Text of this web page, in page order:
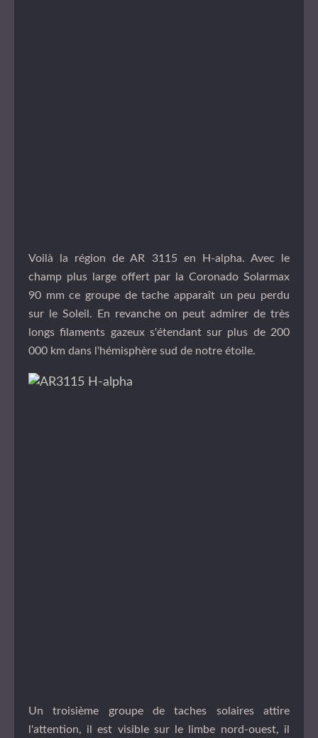
Voilà la région de AR 3115 en H-alpha. Avec le
champ plus large offert par la Coronado Solarmax
90 mm ce groupe de tache apparaît un peu perdu
sur le Soleil. En revanche on peut admirer de très
longs filaments gazeux s'étendant sur plus de 200
000 km dans l'hémisphère sud de notre étoile.
Un troisième groupe de taches solaires attire
l'attention, il est visible sur le limbe nord-ouest, il